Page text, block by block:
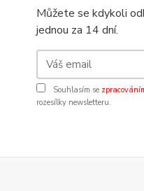
Můžete se kdykoli
jednou za 14 dní.
Souhlasím se
rozesílky newsletteru.